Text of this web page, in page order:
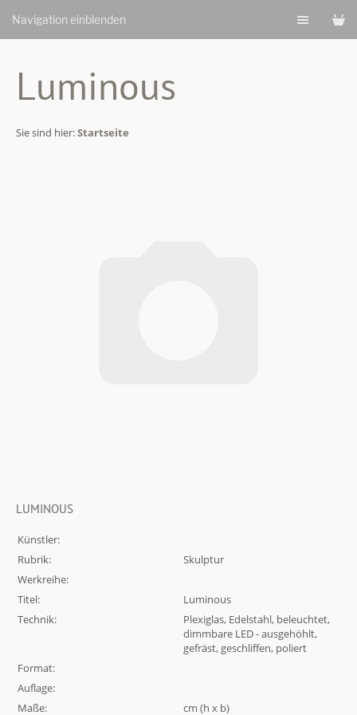
Navigation einblenden
Luminous
Sie sind hier:Startseite
LUMINOUS
Künstler:
Rubrik:
Skulptur
Werkreihe:
Titel:
Luminous
Technik:
Plexiglas, Edelstahl, beleuchtet,
dimmbare LED - ausgehöhlt,
gefräst, geschliffen, poliert
Format:
Auflage:
Maße:
cm (h x b)